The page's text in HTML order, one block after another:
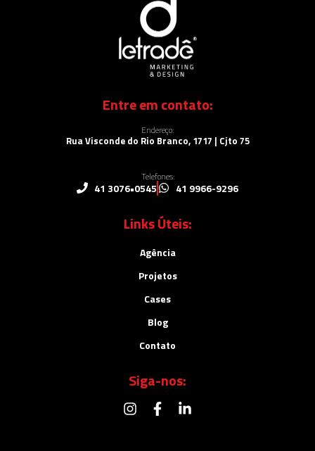
Entre em contato:
Endereço:
Rua Visconde do Rio Branco, 1717 | Cjto 75
Telefones:
41 3076•0545 41 9966-9296
Links Úteis:
Agência
Projetos
Cases
Blog
Contato
Siga-nos: